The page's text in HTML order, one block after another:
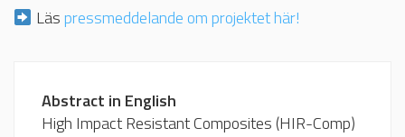
Läspressmeddelande om projektet här!
Abstract in English
High Impact Resistant Composites (HIR-Comp)